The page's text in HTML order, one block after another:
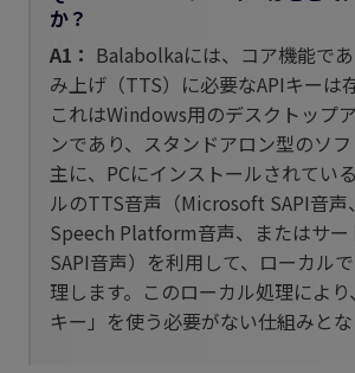
か？
A1： Balabolkaには、コア機能で
み上げ（TTS）に必要なAPIキーは
これはWindows用のデスクトップ
ンであり、スタンドアロン型のソフ
主に、PCにインストールされてい
ルのTTS音声（Microsoft SAPI音
Speech Platform音声、またはサー
SAPI音声）を利用して、ローカル
理します。このローカル処理により
キー」を使う必要がない仕組みとな